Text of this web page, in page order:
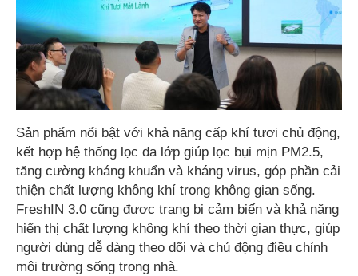
Sản phẩm nổi bật với khả năng cấp khí tươi chủ động,
kết hợp hệ thống lọc đa lớp giúp lọc bụi mịn PM2.5,
tăng cường kháng khuẩn và kháng virus, góp phần cải
thiện chất lượng không khí trong không gian sống.
FreshIN 3.0 cũng được trang bị cảm biến và khả năng
hiển thị chất lượng không khí theo thời gian thực, giúp
người dùng dễ dàng theo dõi và chủ động điều chỉnh
môi trường sống trong nhà.